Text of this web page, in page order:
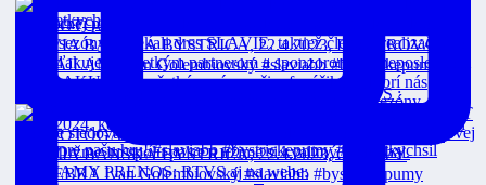
FINÁLE 3 Dnes o 18:00 v priamom prenose na RTVS :